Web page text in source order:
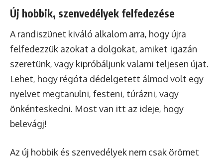
Új hobbik, szenvedélyek felfedezése
A randiszünet kiváló alkalom arra, hogy újra
felfedezzük azokat a dolgokat, amiket igazán
szeretünk, vagy kipróbáljunk valami teljesen újat.
Lehet, hogy régóta dédelgetett álmod volt egy
nyelvet megtanulni, festeni, túrázni, vagy
önkénteskedni. Most van itt az ideje, hogy
belevágj!
Az új hobbik és szenvedélyek nem csak örömet